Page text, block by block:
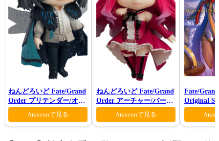
ねんどろいど Fate/Grand
Order プリテンダー/オベ
ロン ヴォーティガーン
Amazonで見る
ねんどろいど Fate/Grand
Order アーチャー/バーヴ
ァン シー
Amazonで見る
Fate/
Original
VI(初回仕